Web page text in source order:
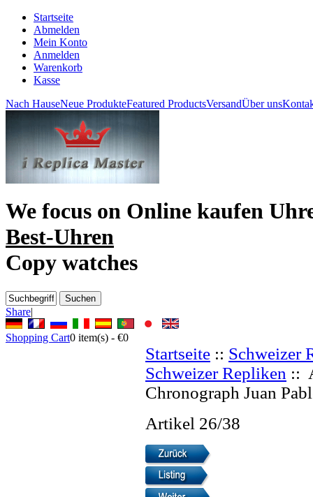
Startseite
Abmelden
Mein Konto
Anmelden
Warenkorb
Kasse
Nach HauseNeue ProdukteFeatured ProductsVersandÜber uns
We focus on Online kaufen
Best-Uhren
Copy watches
Share|
Shopping Cart0 item(s) - €0
Startseite :: Schweizer
Schweizer Repliken ::
Chronograph Juan
Artikel 26/38